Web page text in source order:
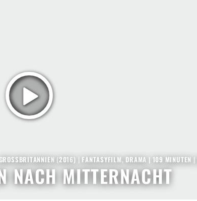
NACH MITTERNACHT
GROSSBRITANNIEN (2016) | FANTASYFILM, DRAMA | 109 MINUTEN |